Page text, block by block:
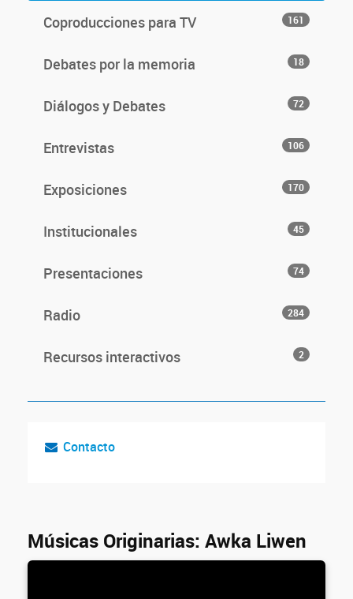
Coproducciones para TV 161
Debates por la memoria 18
Diálogos y Debates 72
Entrevistas 106
Exposiciones 170
Institucionales 45
Presentaciones 74
Radio 284
Recursos interactivos 2
Contacto
Músicas Originarias: Awka Liwen